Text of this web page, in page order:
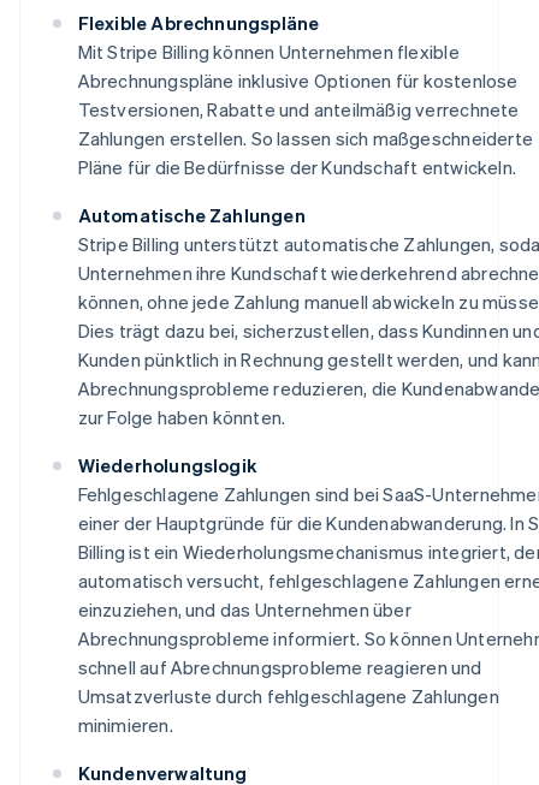
Flexible Abrechnungspläne
Mit Stripe Billing können Unternehmen flexible
Abrechnungspläne inklusive Optionen für kostenlose
Testversionen, Rabatte und anteilmäßig verrechnete
Zahlungen erstellen. So lassen sich maßgeschneiderte
Pläne für die Bedürfnisse der Kundschaft entwickeln.
Automatische Zahlungen
Stripe Billing unterstützt automatische Zahlungen,
Unternehmen ihre Kundschaft wiederkehrend
können, ohne jede Zahlung manuell abwickeln zu
Dies trägt dazu bei, sicherzustellen, dass Kundinnen
Kunden pünktlich in Rechnung gestellt werden, und
Abrechnungsprobleme reduzieren, die
zur Folge haben könnten.
Wiederholungslogik
Fehlgeschlagene Zahlungen sind bei SaaS-
einer der Hauptgründe für die Kundenabwanderung. In
Billing ist ein Wiederholungsmechanismus integriert,
automatisch versucht, fehlgeschlagene Zahlungen
einzuziehen, und das Unternehmen über
Abrechnungsprobleme informiert. So können
schnell auf Abrechnungsprobleme reagieren und
Umsatzverluste durch fehlgeschlagene Zahlungen
minimieren.
Kundenverwaltung